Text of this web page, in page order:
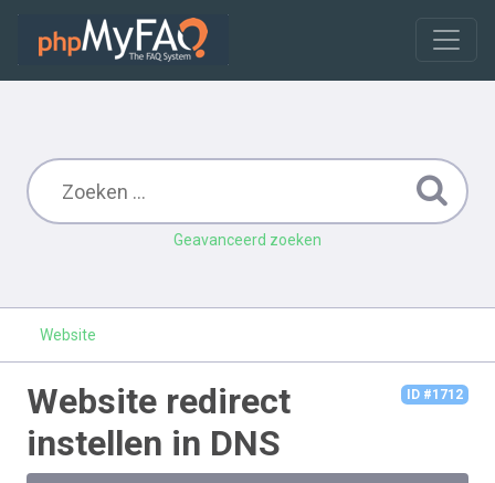
Geavanceerd zoeken
Website
ID #1712
Website redirect
instellen in DNS